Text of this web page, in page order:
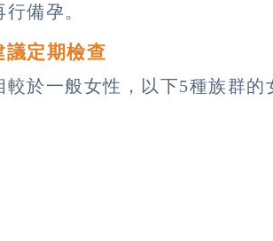
備孕。
議定期檢查
於一般女性，以下5種族群